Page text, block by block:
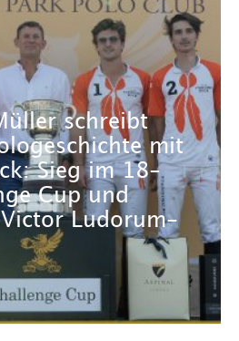
schreibt
mit
Sieg im 18-
Cup und
Ludorum-